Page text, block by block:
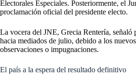
Electorales Especiales. Posteriormente, el
proclamación oficial del presidente electo.
La vocera del JNE, Grecia Rentería, señaló
hacia mediados de julio, debido a los
observaciones o impugnaciones.
El país a la espera del resultado definitivo